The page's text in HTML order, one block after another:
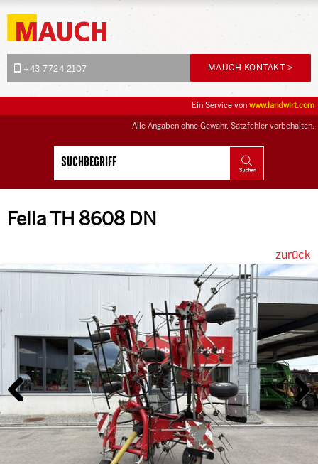
+43 7724 2107 MAUCH KONTAKT >
Alle Angaben ohne Gewähr. Satzfehler vorbehalten.
Ein Service von www.landwirt.com
Fella TH 8608 DN
zurück
Previous Next